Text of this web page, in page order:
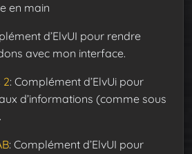
en main
d’ElvUI pour rendre
avec mon interface.
2: Complément d’ElvUi pour
d’informations (comme sous
: Complément d’ElvUI pour